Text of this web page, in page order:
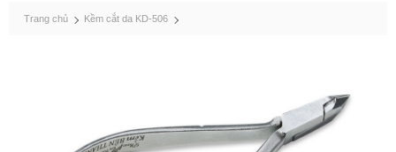
Trang chủ Kềm cắt da KD-506